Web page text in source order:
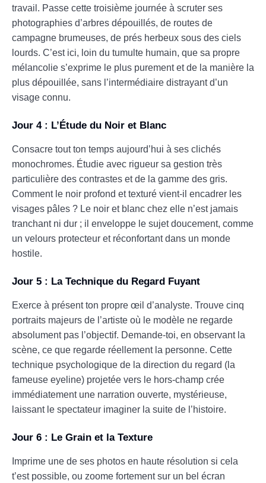
travail. Passe cette troisième journée à scruter ses
photographies d’arbres dépouillés, de routes de
campagne brumeuses, de prés herbeux sous des ciels
lourds. C’est ici, loin du tumulte humain, que sa propre
mélancolie s’exprime le plus purement et de la manière la
plus dépouillée, sans l’intermédiaire distrayant d’un
visage connu.
Jour 4 : L’Étude du Noir et Blanc
Consacre tout ton temps aujourd’hui à ses clichés
monochromes. Étudie avec rigueur sa gestion très
particulière des contrastes et de la gamme des gris.
Comment le noir profond et texturé vient-il encadrer les
visages pâles ? Le noir et blanc chez elle n’est jamais
tranchant ni dur ; il enveloppe le sujet doucement, comme
un velours protecteur et réconfortant dans un monde
hostile.
Jour 5 : La Technique du Regard Fuyant
Exerce à présent ton propre œil d’analyste. Trouve cinq
portraits majeurs de l’artiste où le modèle ne regarde
absolument pas l’objectif. Demande-toi, en observant la
scène, ce que regarde réellement la personne. Cette
technique psychologique de la direction du regard (la
fameuse eyeline) projetée vers le hors-champ crée
immédiatement une narration ouverte, mystérieuse,
laissant le spectateur imaginer la suite de l’histoire.
Jour 6 : Le Grain et la Texture
Imprime une de ses photos en haute résolution si cela
t’est possible, ou zoome fortement sur un bel écran